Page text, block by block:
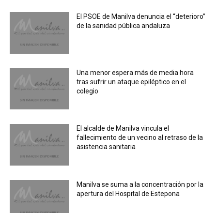
El PSOE de Manilva denuncia el “deterioro”
de la sanidad pública andaluza
Una menor espera más de media hora
tras sufrir un ataque epiléptico en el
colegio
El alcalde de Manilva vincula el
fallecimiento de un vecino al retraso de la
asistencia sanitaria
Manilva se suma a la concentración por la
apertura del Hospital de Estepona